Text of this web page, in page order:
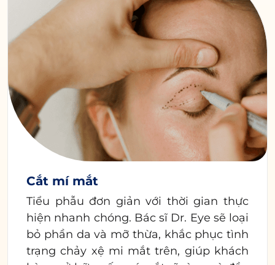
Cắt mí mắt
Tiểu phẫu đơn giản với thời gian thực
hiện nhanh chóng. Bác sĩ Dr. Eye sẽ loại
bỏ phần da và mỡ thừa, khắc phục tình
trạng chảy xệ mi mắt trên, giúp khách